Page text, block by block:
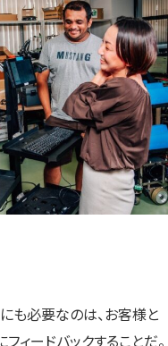
も必要なのは、お客様と
ィードバックすることだ。